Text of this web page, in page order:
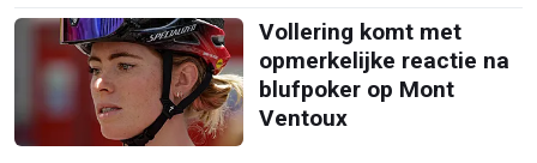
Vollering komt met
opmerkelijke reactie na
blufpoker op Mont
Ventoux